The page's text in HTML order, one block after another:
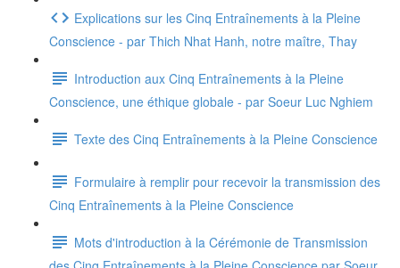
Explications sur les Cinq Entraînements à la Pleine
Conscience - par Thich Nhat Hanh, notre maître, Thay
Introduction aux Cinq Entraînements à la Pleine
Conscience, une éthique globale - par Soeur Luc Nghiem
Texte des Cinq Entraînements à la Pleine Conscience
Formulaire à remplir pour recevoir la transmission des
Cinq Entraînements à la Pleine Conscience
Mots d'introduction à la Cérémonie de Transmission